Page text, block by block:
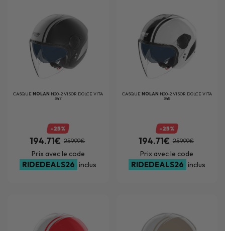
CASQUENOLAN N20-2 VISOR DOLCE VITA
347
-25%
194.71€ 259.99€
Prix avec le code
RIDEDEALS26 inclus
CASQUE NOLAN N20-2 VISOR DOLCE VITA
348
-25%
194.71€ 259.99€
Prix avec le code
RIDEDEALS26 inclus